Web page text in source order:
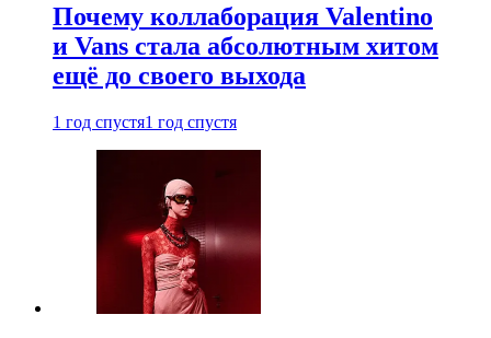
Почему коллаборация Valentino
и Vans стала абсолютным хитом
ещё до своего выхода
1 год спустя1 год спустя